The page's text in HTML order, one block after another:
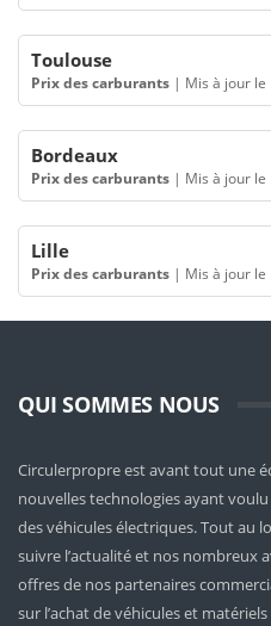
Toulouse
Prix des carburants | Mis à jour
Bordeaux
Prix des carburants | Mis à jour
Lille
Prix des carburants | Mis à jour
QUI SOMMES NOUS
Circulerpropre est avant tout une
nouvelles technologies ayant
des véhicules électriques. Tout au
suivre l’actualité et nos nombreux
offres de nos partenaires
sur l’achat de véhicules et matériels